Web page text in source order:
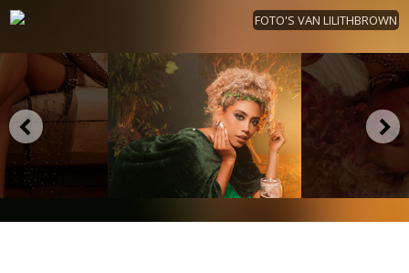
FOTO'S VAN LILITHBROWN